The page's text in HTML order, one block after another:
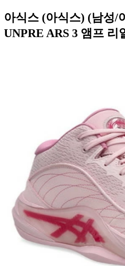
아식스 (아식스) (남성/
UNPRE ARS 3 앰프 리